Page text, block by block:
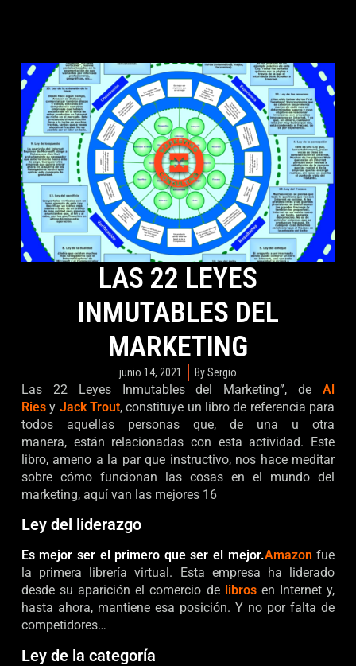
LAS 22 LEYES
INMUTABLES DEL
MARKETING
junio 14, 2021 BySergio
Las 22 Leyes Inmutables del Marketing”, deAl
Riesy Jack Trout, constituye un libro de referencia para
todos aquellas personas que, de una u otra
manera, están relacionadas con esta actividad. Este
libro, ameno a la par que instructivo, nos hace meditar
sobre cómo funcionan las cosas en el mundo del
marketing, aquí van las mejores 16
Ley del liderazgo
Es mejor ser el primero que ser el mejor.Amazon fue
la primera librería virtual. Esta empresa ha liderado
desde su aparición el comercio de librosen Internet y,
hasta ahora, mantiene esa posición. Y no por falta de
competidores…
Ley de la categoría